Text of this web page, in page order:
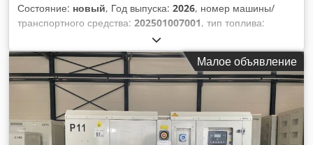
Состояние: новый, Год выпуска: 2026, номер машины/
транспортного средства: 202501007001, тип топлива:
, производитель двигателей:
Назначение: Строительство Собственный вес: 1.195 кг
Мощность генератора: 66 кВА Габариты грузового отсека:
229 x 95 x 125 см Маркировка CE: да Объем бака для воды:
87 л Страна производства: CN Свяжитесь с командой DPX
для получения дополнительной информации. =
Дополнительные опции и аксессуары = - Аккумулятор -
Панель управления Djdpfx Ameznhhioyock - Стальная
Малое объявление